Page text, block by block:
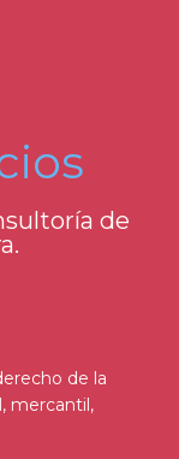
de
de la
mercantil,